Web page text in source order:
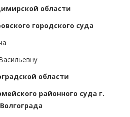
области
городского суда
области
районного суда г.
Волгограда